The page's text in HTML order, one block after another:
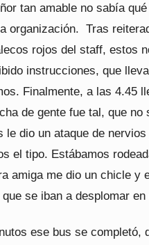
tan amable no sabía
organización. Tras
rojos del staff, estos
instrucciones, que
Finalmente, a las 4.45
de gente fue tal, que
le dio un ataque de
el tipo. Estábamos
amiga me dio un chicle y
se iban a desplomar
ese bus se completó,